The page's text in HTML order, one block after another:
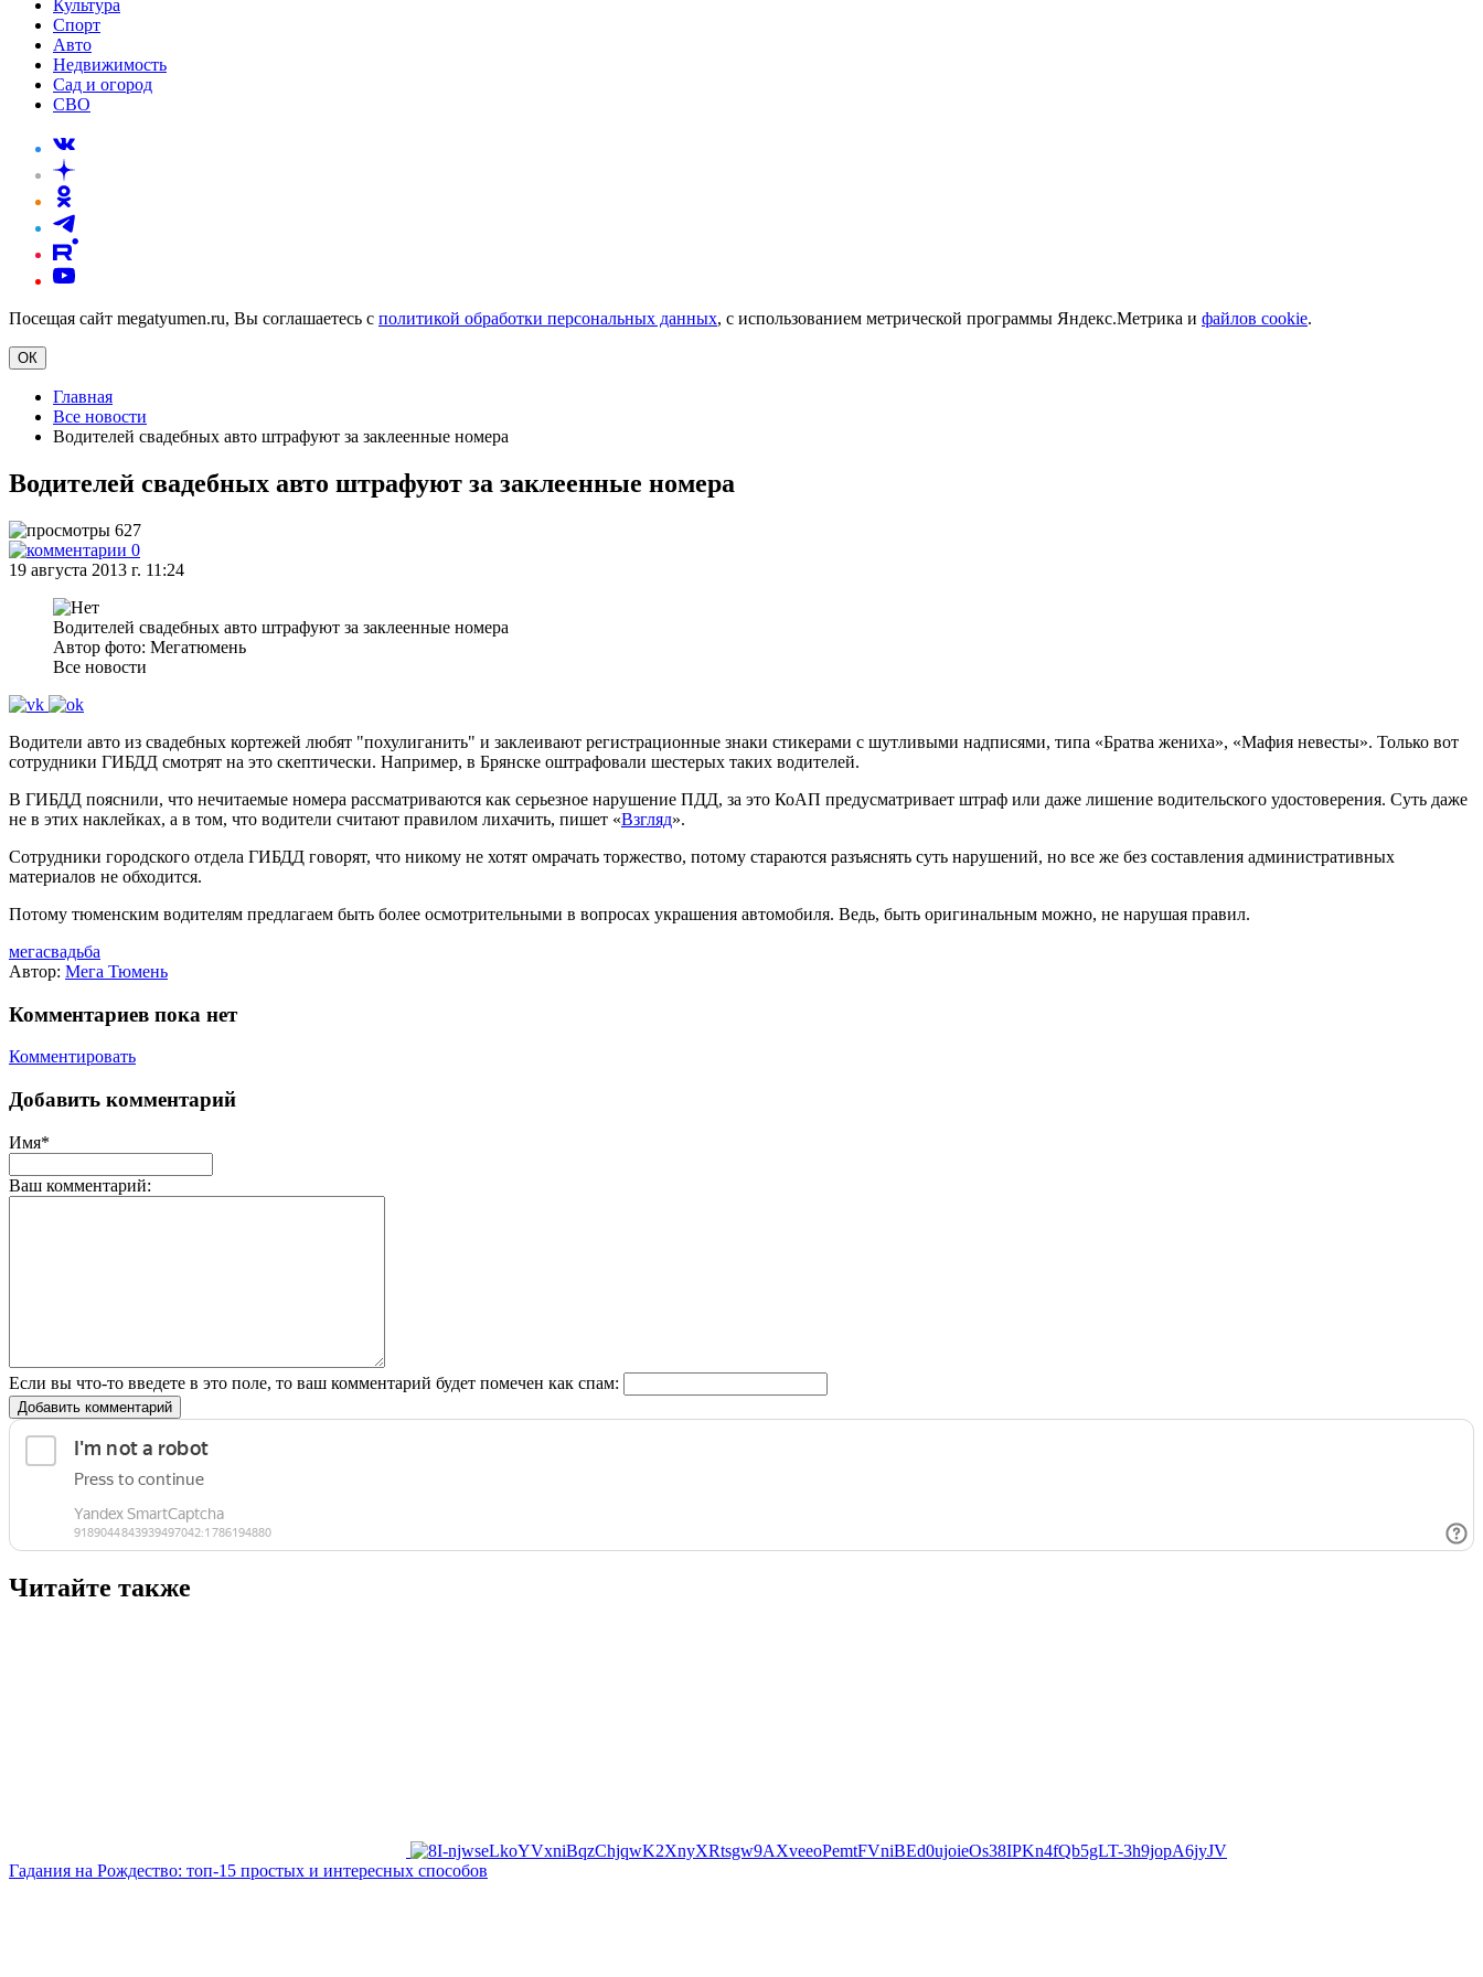
Культура
Спорт
Авто
Недвижимость
Сад и огород
СВО
Посещая сайт megatyumen.ru, Вы соглашаетесь с политикой обработки персональных данных, с использованием метрической программы Яндекс.Метрика и файлов cookie.
ОК
Главная
Все новости
Водителей свадебных авто штрафуют за заклеенные номера
Водителей свадебных авто штрафуют за заклеенные номера
627
0
19 августа 2013 г. 11:24
Водителей свадебных авто штрафуют за заклеенные номера
Автор фото: Мегатюмень
Все новости
Водители авто из свадебных кортежей любят "похулиганить" и заклеивают регистрационные знаки стикерами с шутливыми надписями, типа «Братва жениха», «Мафия невесты». Только вот
сотрудники ГИБДД смотрят на это скептически. Например, в Брянске оштрафовали шестерых таких водителей.
В ГИБДД пояснили, что нечитаемые номера рассматриваются как серьезное нарушение ПДД, за это КоАП предусматривает штраф или даже лишение водительского удостоверения. Суть даже
не в этих наклейках, а в том, что водители считают правилом лихачить, пишет «Взгляд».
Сотрудники городского отдела ГИБДД говорят, что никому не хотят омрачать торжество, потому стараются разъяснять суть нарушений, но все же без составления административных
материалов не обходится.
Потому тюменским водителям предлагаем быть более осмотрительными в вопросах украшения автомобиля. Ведь, быть оригинальным можно, не нарушая правил.
мегасвадьба
Автор: Мега Тюмень
Комментариев пока нет
Комментировать
Добавить комментарий
Имя*
Ваш комментарий:
Если вы что-то введете в это поле, то ваш комментарий будет помечен как спам:
Добавить комментарий
Читайте также
Гадания на Рождество: топ-15 простых и интересных способов